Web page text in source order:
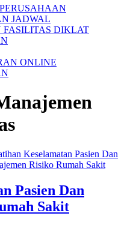
JADWAL
FASILITAS DIKLAT
ONLINE
Keselamatan Pasien Dan
Risiko Rumah Sakit
Pasien Dan
Sakit